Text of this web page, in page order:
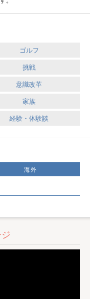
ゴルフ
挑戦
意識改革
家族
経験・体験談
海外